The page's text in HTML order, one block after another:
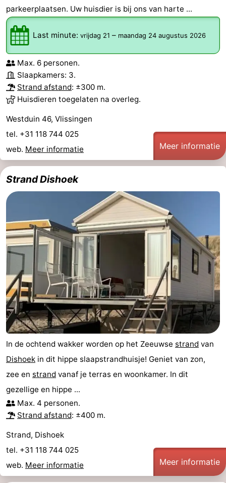
parkeerplaatsen. Uw huisdier is bij ons van harte ...
Last minute: vrijdag 21 – maandag 24 augustus 2026
Max. 6 personen.
Slaapkamers: 3.
Strand afstand: ±300 m.
Huisdieren toegelaten na overleg.
Westduin 46, Vlissingen
tel. +31 118 744 025
web. Meer informatie Meer informatie
Strand Dishoek
In de ochtend wakker worden op het Zeeuwse strand van
Dishoek in dit hippe slaapstrandhuisje! Geniet van zon,
zee en strand vanaf je terras en woonkamer. In dit
gezellige en hippe ...
Max. 4 personen.
Strand afstand: ±400 m.
Strand, Dishoek
tel. +31 118 744 025
web. Meer informatie Meer informatie